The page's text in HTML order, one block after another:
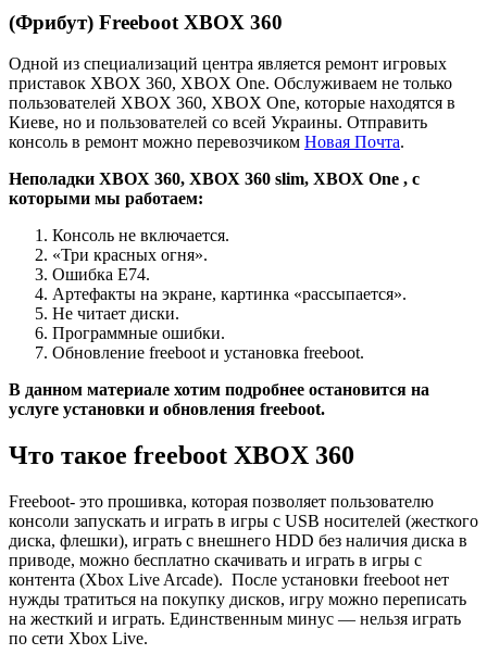
(Фрибут) Freeboot ХBOX 360
Одной из специализаций центра является ремонт игровых
приставок ХBOX 360, ХBOX One. Обслуживаем не только
пользователей ХBOX 360, ХBOX One, которые находятся в
Киеве, но и пользователей со всей Украины. Отправить
консоль в ремонт можно перевозчиком Новая Почта.
Неполадки ХBOX 360, ХBOX 360 slim, ХBOX One , с
которыми мы работаем:
Консоль не включается.
«Три красных огня».
Ошибка Е74.
Артефакты на экране, картинка «рассыпается».
Не читает диски.
Программные ошибки.
Обновление freeboot и установка freeboot.
В данном материале хотим подробнее остановится на
услуге установки и обновления freeboot.
Что такое freeboot ХBOX 360
Freeboot- это прошивка, которая позволяет пользователю
консоли запускать и играть в игры с USB носителей (жесткого
диска, флешки), играть с внешнего HDD без наличия диска в
приводе, можно бесплатно скачивать и играть в игры с
контента (Xbox Live Arcade). После установки freeboot нет
нужды тратиться на покупку дисков, игру можно переписать
на жесткий и играть. Единственным минус — нельзя играть
по сети Xbox Live.